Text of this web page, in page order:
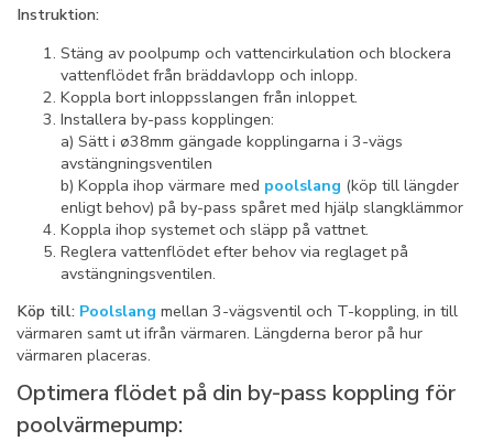
Instruktion:
Stäng av poolpump och vattencirkulation och blockera
vattenflödet från bräddavlopp och inlopp.
Koppla bort inloppsslangen från inloppet.
Installera by-pass kopplingen:
a) Sätt i ø38mm gängade kopplingarna i 3-vägs
avstängningsventilen
b) Koppla ihop värmare med poolslang (köp till längder
enligt behov) på by-pass spåret med hjälp slangklämmor
Koppla ihop systemet och släpp på vattnet.
Reglera vattenflödet efter behov via reglaget på
avstängningsventilen.
Köp till: Poolslang mellan 3-vägsventil och T-koppling, in till
värmaren samt ut ifrån värmaren. Längderna beror på hur
värmaren placeras.
Optimera flödet på din by-pass koppling för
poolvärmepump: